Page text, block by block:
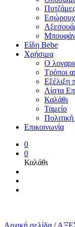
Πυτζάμες
Μπουφάν
Είδη Bebe
Χρήσιμα
Ο
Τρόποι
Εξέλιξη
Λίστα
Καλάθι
Ταμείο
Επικοινωνία
0
0
Καλάθι
Αρχική σελίδα /